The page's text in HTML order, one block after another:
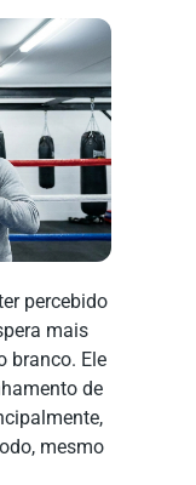
percebido
mais
branco. Ele
de
mesmo